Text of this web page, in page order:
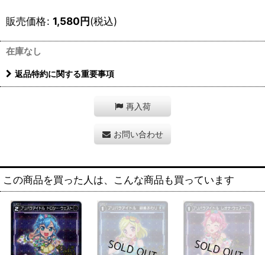
販売価格: 1,580円(税込)
在庫なし
返品特約に関する重要事項
再入荷
お問い合わせ
この商品を買った人は、こんな商品も買っています